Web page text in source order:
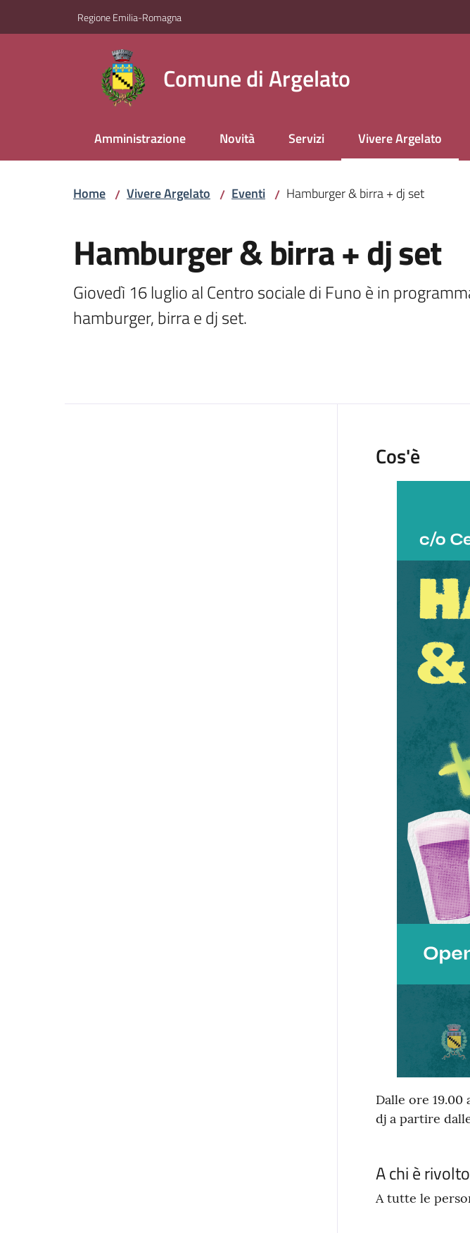
Regione Emilia-Romagna
Comune di Argelato
Amministrazione Novità Servizi Vivere Argelato
Menu selezionato
Home / Vivere Argelato / Eventi / Hamburger & birra + dj set
Hamburger & birra + dj set
Giovedì 16 luglio al Centro sociale di Funo è in
hamburger, birra e dj set.
Cos'è
Dalle ore
dj a partire
A chi è rivolto
A tutte le